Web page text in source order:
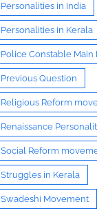
Personalities in India
Personalities in Kerala
Police Constable Main
Previous Question
Religious Reform
Renaissance
Social Reform
Struggles in Kerala
Swadeshi Movement